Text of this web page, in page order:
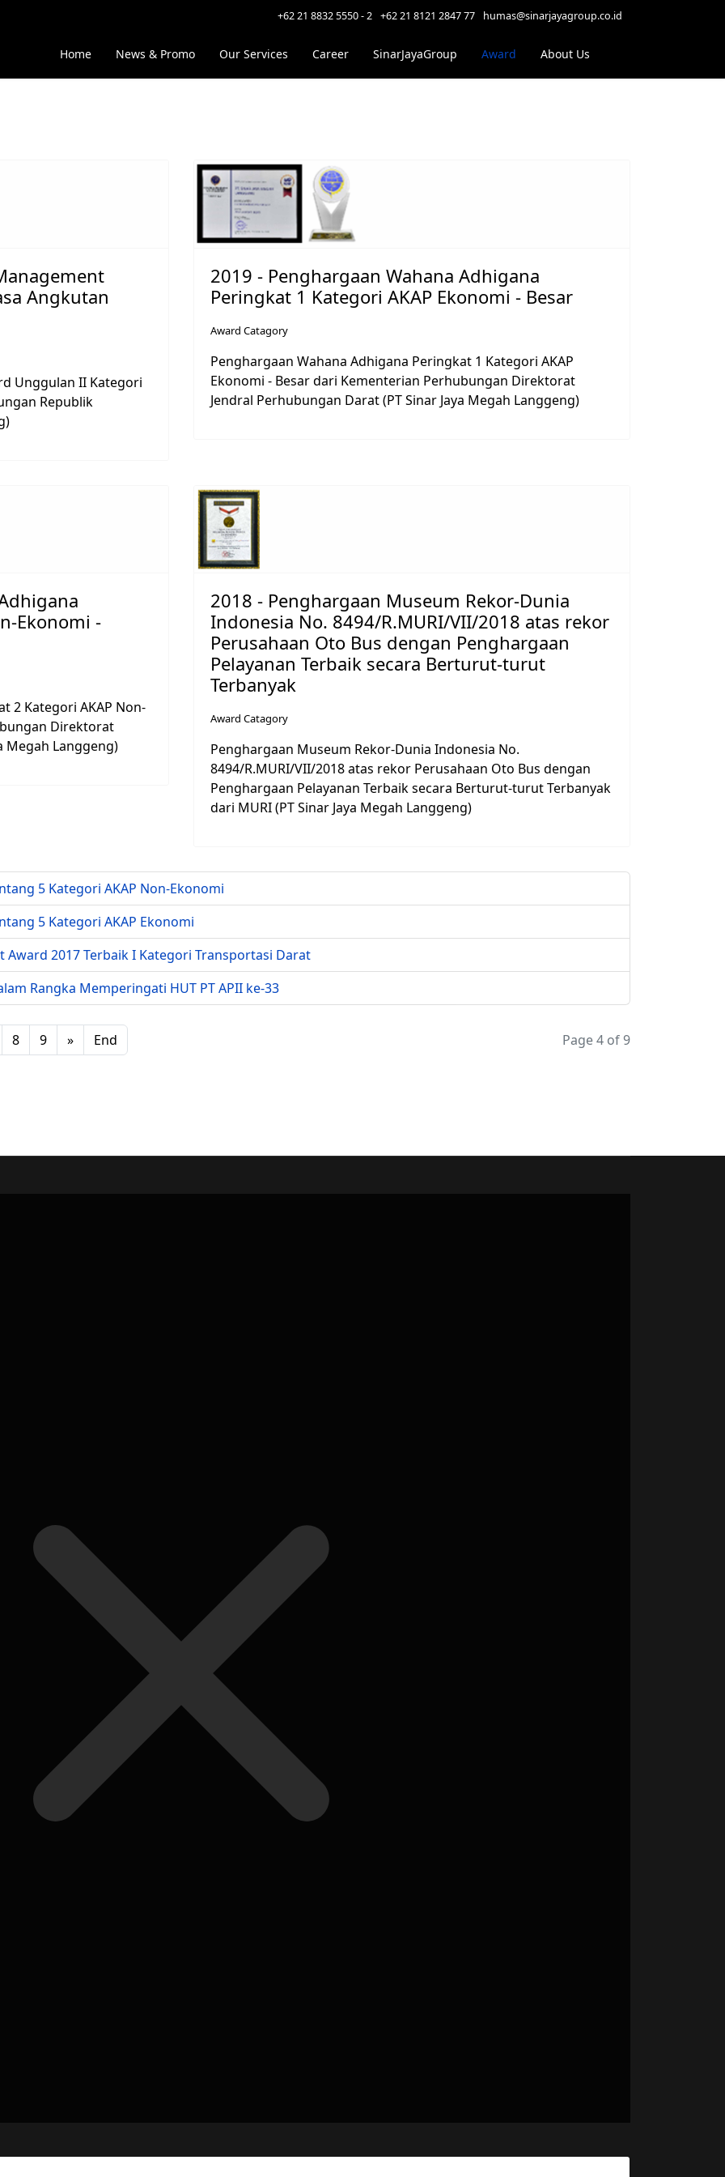
+62 21 8832 5550 - 2 +62 21 8121 2847 77 humas@sinarjayagroup.co.id
Home News & Promo Our Services Career SinarJayaGroup Award About Us
Angkutan
Unggulan II Kategori
Republik
2019 - Penghargaan Wahana Adhigana
Peringkat 1 Kategori AKAP Ekonomi - Besar
Award Catagory
Penghargaan Wahana Adhigana Peringkat 1 Kategori AKAP
Ekonomi - Besar dari Kementerian Perhubungan Direktorat
Jendral Perhubungan Darat (PT Sinar Jaya Megah Langgeng)
Ekonomi -
2 Kategori AKAP Non-
Direktorat
Megah Langgeng)
2018 - Penghargaan Museum Rekor-Dunia
Indonesia No. 8494/R.MURI/VII/2018 atas rekor
Perusahaan Oto Bus dengan Penghargaan
Pelayanan Terbaik secara Berturut-turut
Terbanyak
Award Catagory
Penghargaan Museum Rekor-Dunia Indonesia No.
8494/R.MURI/VII/2018 atas rekor Perusahaan Oto Bus dengan
Penghargaan Pelayanan Terbaik secara Berturut-turut Terbanyak
dari MURI (PT Sinar Jaya Megah Langgeng)
5 Kategori AKAP Non-Ekonomi
5 Kategori AKAP Ekonomi
2017 Terbaik I Kategori Transportasi Darat
Rangka Memperingati HUT PT APII ke-33
8 9 » End Page 4 of 9